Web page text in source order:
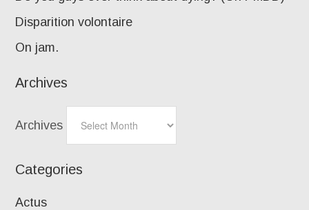
Disparition volontaire
On jam.
Archives
Archives
Categories
Actus